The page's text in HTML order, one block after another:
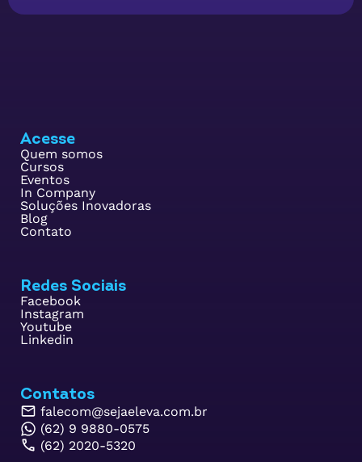
Acesse
Quem somos
Cursos
Eventos
In Company
Soluções Inovadoras
Blog
Contato
Redes Sociais
Facebook
Instagram
Youtube
Linkedin
Contatos
falecom@sejaeleva.com.br
(62) 9 9880-0575
(62) 2020-5320